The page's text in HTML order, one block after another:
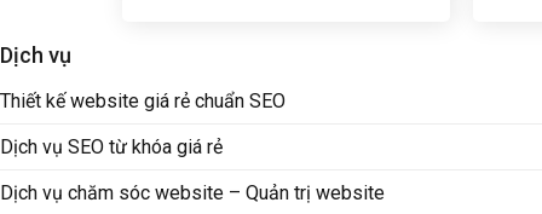
Dịch vụ
Thiết kế website giá rẻ chuẩn SEO
Dịch vụ SEO từ khóa giá rẻ
Dịch vụ chăm sóc website – Quản trị website